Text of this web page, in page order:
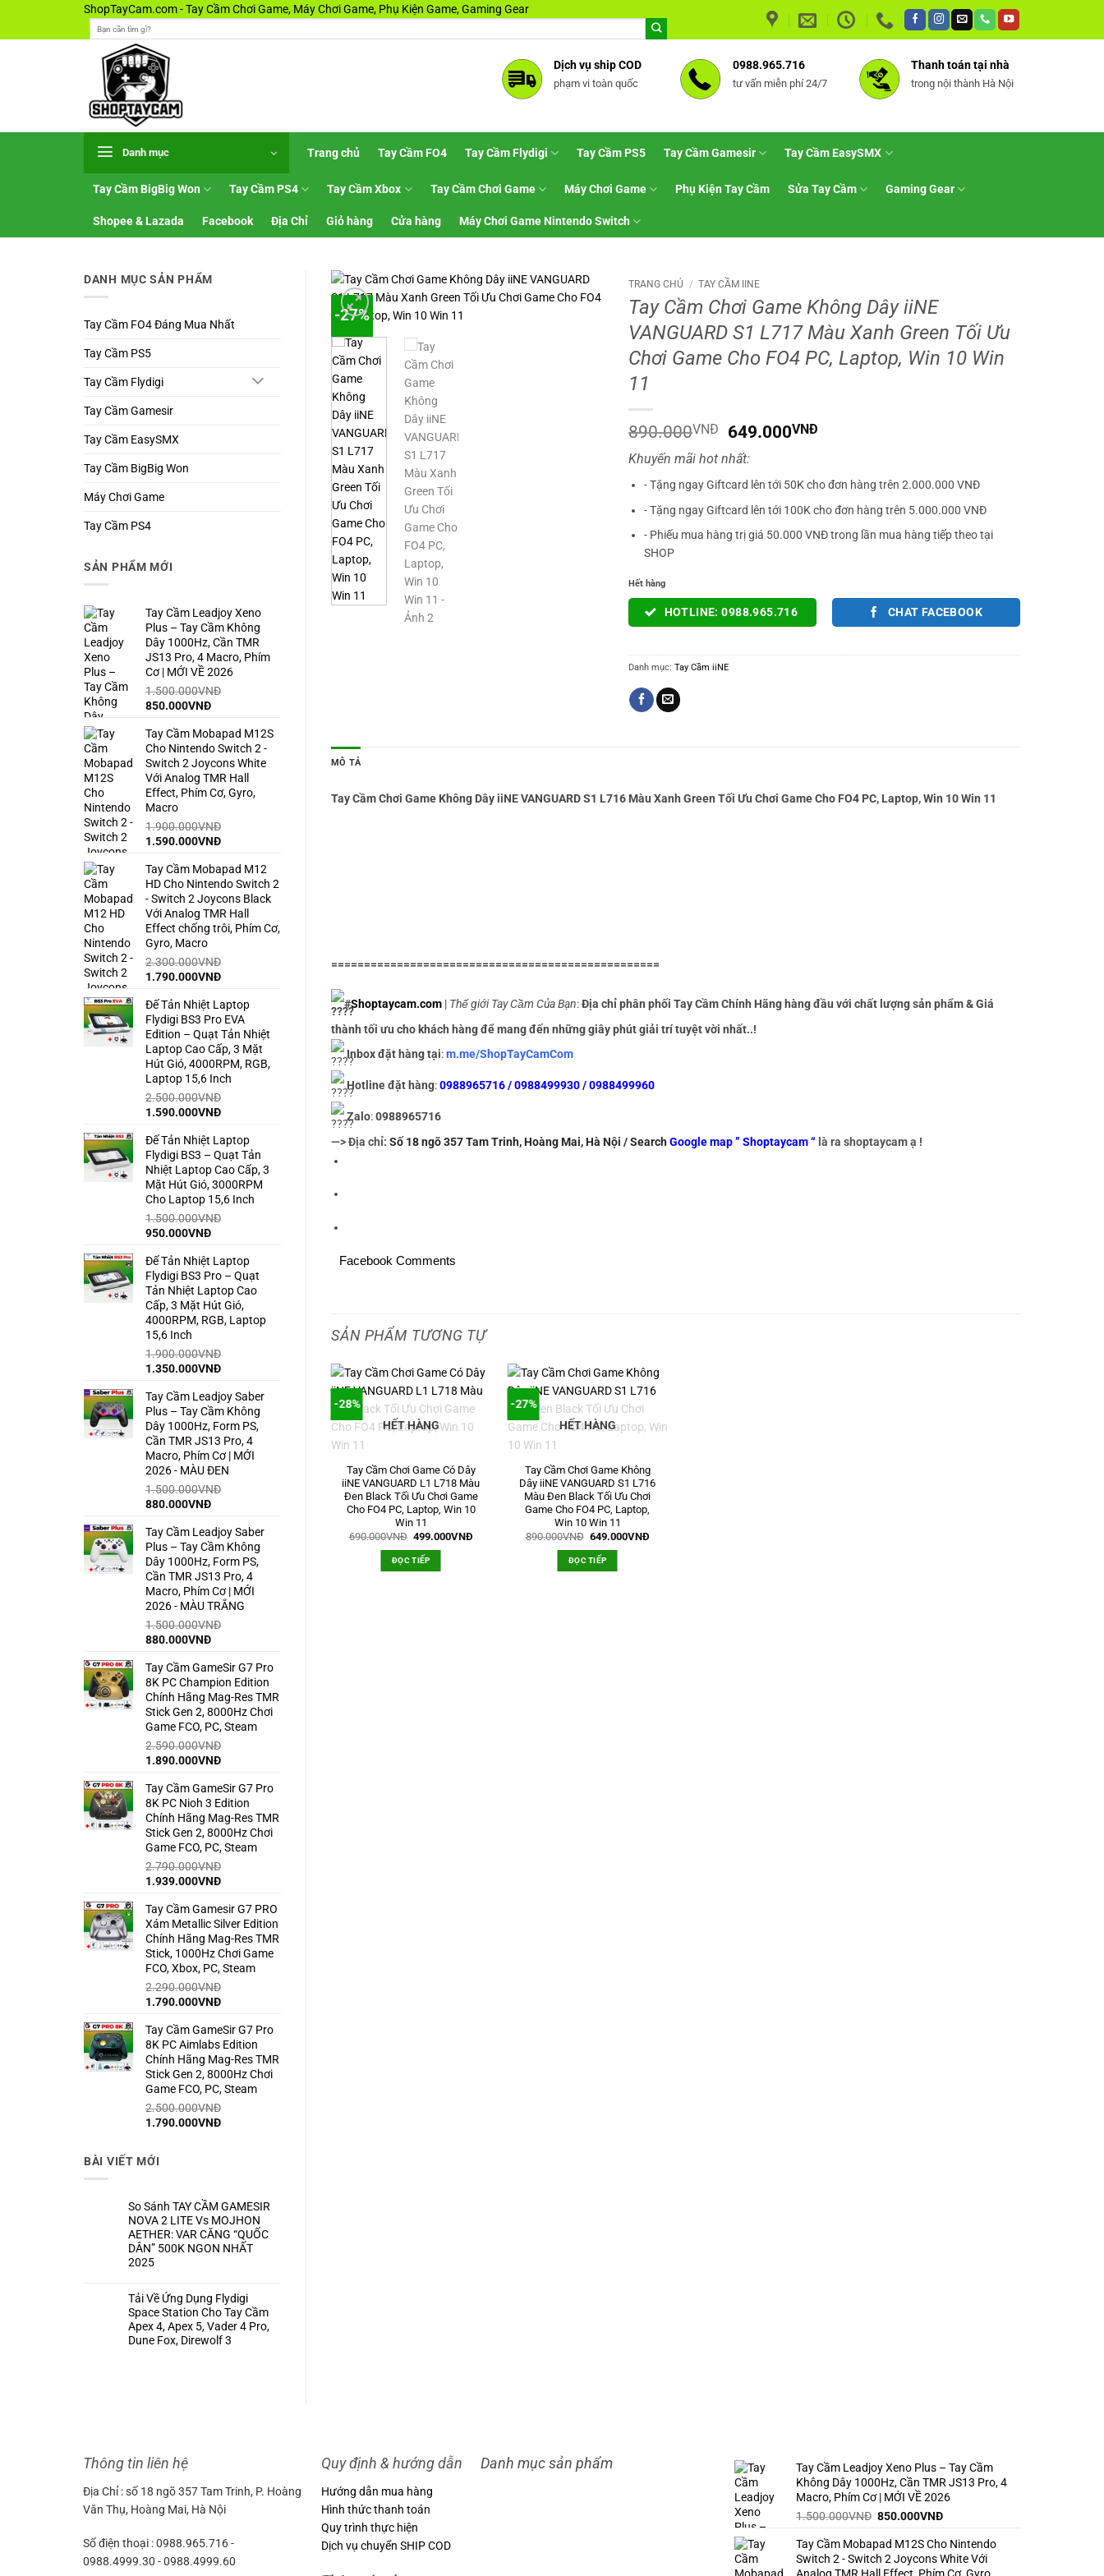
ShopTayCam.com - Tay Cầm Chơi Game, Máy Chơi Game, Phụ Kiện Game, Gaming Gear
kiếm:
Dịch vụ ship COD
phạm vi toàn quốc
0988.965.716
tư vấn miễn phí 24/7
Thanh toán tại nhà
trong nội thành Hà Nội
Danh mục Trang chủ Tay Cầm FO4 Tay Cầm Flydigi Tay Cầm PS5 Tay Cầm Gamesir Tay Cầm EasySMX
Tay Cầm BigBig Won Tay Cầm PS4 Tay Cầm Xbox Tay Cầm Chơi Game Máy Chơi Game Phụ Kiện Tay Cầm Sửa Tay Cầm Gaming Gear
Shopee & Lazada Facebook Địa Chỉ Giỏ hàng Cửa hàng Máy Chơi Game Nintendo Switch
DANH MỤC SẢN PHẨM
Tay Cầm FO4 Đáng Mua Nhất
Tay Cầm PS5
Tay Cầm Flydigi
Tay Cầm Gamesir
Tay Cầm EasySMX
Tay Cầm BigBig Won
Máy Chơi Game
Tay Cầm PS4
SẢN PHẨM MỚI
Tay Cầm Leadjoy Xeno
Plus – Tay Cầm Không
Dây 1000Hz, Cần TMR
JS13 Pro, 4 Macro, Phím
Cơ | MỚI VỀ 2026
1.500.000VNĐ
Giá
là:
1.500.000VNĐ.
850.000VNĐGiá
tại
là:
850.000VNĐ.
Tay Cầm Mobapad M12S
Cho Nintendo Switch 2 -
Switch 2 Joycons White
Với Analog TMR Hall
Effect, Phím Cơ, Gyro,
Macro
1.900.000VNĐ
Giá
là:
1.900.000VNĐ.
1.590.000VNĐGiá
tại
là:
1.590.000VNĐ.
Tay Cầm Mobapad M12
HD Cho Nintendo Switch 2
- Switch 2 Joycons Black
Với Analog TMR Hall
Effect chống trôi, Phím Cơ,
Gyro, Macro
2.300.000VNĐ
Giá
là:
2.300.000VNĐ.
1.790.000VNĐGiá
tại
là:
1.790.000VNĐ.
Đế Tản Nhiệt Laptop
Flydigi BS3 Pro EVA
Edition – Quạt Tản Nhiệt
Laptop Cao Cấp, 3 Mặt
Hút Gió, 4000RPM, RGB,
Laptop 15,6 Inch
2.500.000VNĐ
Giá
là:
2.500.000VNĐ.
1.590.000VNĐGiá
tại
là:
1.590.000VNĐ.
Đế Tản Nhiệt Laptop
Flydigi BS3 – Quạt Tản
Nhiệt Laptop Cao Cấp, 3
Mặt Hút Gió, 3000RPM
Cho Laptop 15,6 Inch
1.500.000VNĐ
Giá
là:
1.500.000VNĐ.
950.000VNĐGiá
tại
là:
950.000VNĐ.
Đế Tản Nhiệt Laptop
Flydigi BS3 Pro – Quạt
Tản Nhiệt Laptop Cao
Cấp, 3 Mặt Hút Gió,
4000RPM, RGB, Laptop
15,6 Inch
1.900.000VNĐ
Giá
là:
1.900.000VNĐ.
1.350.000VNĐGiá
tại
là:
1.350.000VNĐ.
Tay Cầm Leadjoy Saber
Plus – Tay Cầm Không
Dây 1000Hz, Form PS,
Cần TMR JS13 Pro, 4
Macro, Phím Cơ | MỚI
2026 - MÀU ĐEN
1.500.000VNĐ
Giá
là:
1.500.000VNĐ.
880.000VNĐGiá
tại
là:
880.000VNĐ.
Tay Cầm Leadjoy Saber
Plus – Tay Cầm Không
Dây 1000Hz, Form PS,
Cần TMR JS13 Pro, 4
Macro, Phím Cơ | MỚI
2026 - MÀU TRẮNG
1.500.000VNĐ
Giá
là:
1.500.000VNĐ.
880.000VNĐGiá
tại
là:
880.000VNĐ.
Tay Cầm GameSir G7 Pro
8K PC Champion Edition
Chính Hãng Mag-Res TMR
Stick Gen 2, 8000Hz Chơi
Game FCO, PC, Steam
2.590.000VNĐ
Giá
là:
2.590.000VNĐ.
1.890.000VNĐGiá
tại
là:
1.890.000VNĐ.
Tay Cầm GameSir G7 Pro
8K PC Nioh 3 Edition
Chính Hãng Mag-Res TMR
Stick Gen 2, 8000Hz Chơi
Game FCO, PC, Steam
2.790.000VNĐ
Giá
là:
2.790.000VNĐ.
1.939.000VNĐGiá
tại
là:
1.939.000VNĐ.
Tay Cầm Gamesir G7 PRO
Xám Metallic Silver Edition
Chính Hãng Mag-Res TMR
Stick, 1000Hz Chơi Game
FCO, Xbox, PC, Steam
2.290.000VNĐ
Giá
là:
2.290.000VNĐ.
1.790.000VNĐGiá
tại
là:
1.790.000VNĐ.
Tay Cầm GameSir G7 Pro
8K PC Aimlabs Edition
Chính Hãng Mag-Res TMR
Stick Gen 2, 8000Hz Chơi
Game FCO, PC, Steam
2.500.000VNĐ
Giá
2.500.000VNĐ.
1.790.000VNĐGiá
BÀI VIẾT MỚI
So Sánh TAY CẦM GAMESIR
NOVA 2 LITE Vs MOJHON
AETHER: VAR CĂNG “QUỐC
DÂN” 500K NGON NHẤT
2025
bình
luận
ở
So
Sánh
TAY
500K
NGON
2025
Tải Về Ứng Dụng Flydigi
Space Station Cho Tay Cầm
Apex 4, Apex 5, Vader 4 Pro,
Dune Fox, Direwolf 3
Cho
Apex
Apex
5,
Pro,
Fox,
-27%
TRANG CHỦ / TAY CẦM IINE
Tay Cầm Chơi Game Không Dây iiNE
VANGUARD S1 L717 Màu Xanh Green Tối Ưu
Chơi Game Cho FO4 PC, Laptop, Win 10 Win
11
890.000VNĐ
Giá
gốc
là:
890.000VNĐ.
649.000VNĐ
là:
Khuyến mãi hot nhất:
- Tặng ngay Giftcard lên tới 50K cho đơn hàng trên 2.000.000 VNĐ
- Tặng ngay Giftcard lên tới 100K cho đơn hàng trên 5.000.000 VNĐ
- Phiếu mua hàng trị giá 50.000 VNĐ trong lần mua hàng tiếp theo tại
SHOP
Hết hàng
HOTLINE: 0988.965.716 CHAT FACEBOOK
Danh mục:Tay Cầm iiNE
MÔ TẢ
Tay Cầm Chơi Game Không Dây iiNE VANGUARD S1 L716 Màu Xanh Green Tối Ưu Chơi Game Cho FO4 PC, Laptop, Win 10 Win 11
==================================================
#Shoptaycam.com | Thế giới Tay Cầm Của Bạn:Địa chỉ phân phối Tay Cầm Chính Hãng hàng đầu với chất lượng sản phẩm & Giá
thành tối ưu cho khách hàng để mang đến những giây phút giải trí tuyệt vời nhất..!
Inbox đặt hàng tại:m.me/ShopTayCamCom
Hotline đặt hàng:0988965716 / 0988499930 / 0988499960
Zalo:0988965716
—> Địa chỉ: Số 18 ngõ 357 Tam Trinh, Hoàng Mai, Hà Nội / SearchGoogle map ” Shoptaycam “ là ra shoptaycam ạ !
Facebook Comments
SẢN PHẨM TƯƠNG TỰ
-28%
HẾT HÀNG
Tay Cầm Chơi Game Có Dây
iiNE VANGUARD L1 L718 Màu
Đen Black Tối Ưu Chơi Game
Cho FO4 PC, Laptop, Win 10
Win 11
690.000VNĐ Giá
là:
690.000VNĐ.
499.000VNĐGiá
ĐỌC TIẾP
-27%
HẾT HÀNG
Tay Cầm Chơi Game Không
Dây iiNE VANGUARD S1 L716
Màu Đen Black Tối Ưu Chơi
Game Cho FO4 PC, Laptop,
Win 10 Win 11
890.000VNĐ Giá
là:
890.000VNĐ.
649.000VNĐGiá
ĐỌC TIẾP
Thông tin liên hệ
Địa Chỉ : số 18 ngõ 357 Tam Trinh, P. Hoàng
Văn Thụ, Hoàng Mai, Hà Nội
Số điện thoại : 0988.965.716 -
0988.4999.30 - 0988.4999.60
Quy định & hướng dẫn
Hướng dẫn mua hàng
Hình thức thanh toán
Quy trình thực hiện
Dịch vụ chuyển SHIP COD
Danh mục sản phẩm
Tay Cầm Leadjoy Xeno Plus – Tay Cầm
Không Dây 1000Hz, Cần TMR JS13 Pro, 4
Macro, Phím Cơ | MỚI VỀ 2026
1.500.000VNĐ Giá
là:
1.500.000VNĐ.
850.000VNĐGiá
tại
là:
Tay Cầm Mobapad M12S Cho Nintendo
Switch 2 - Switch 2 Joycons White Với